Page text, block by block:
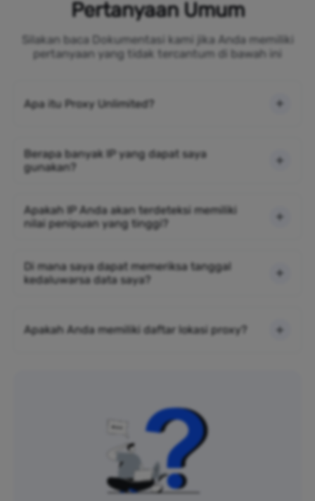
Pertanyaan Umum
Silakan baca Dokumentasi kami jika Anda memiliki
pertanyaan yang tidak tercantum di bawah ini
Apa itu Proxy Unlimited?
Berapa banyak IP yang dapat saya
gunakan?
Apakah IP Anda akan terdeteksi memiliki
nilai penipuan yang tinggi?
Di mana saya dapat memeriksa tanggal
kedaluwarsa data saya?
Apakah Anda memiliki daftar lokasi proxy?